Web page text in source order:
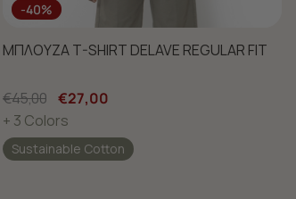
-40%
ΜΠΛΟΥΖΑ T-SHIRT DELAVE REGULAR FIT
€45,00 €27,00
+ 3 Colors
Sustainable Cotton